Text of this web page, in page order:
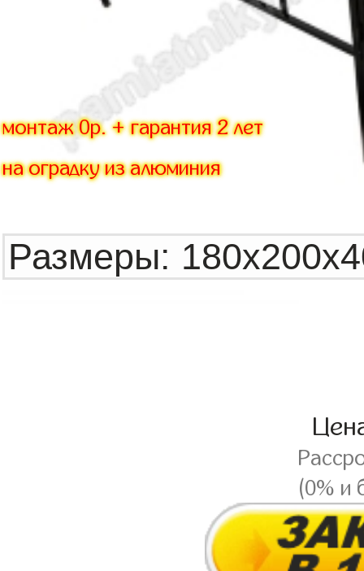
монтаж 0р. + гарантия 2 лет
на оградку из алюминия
(0% и